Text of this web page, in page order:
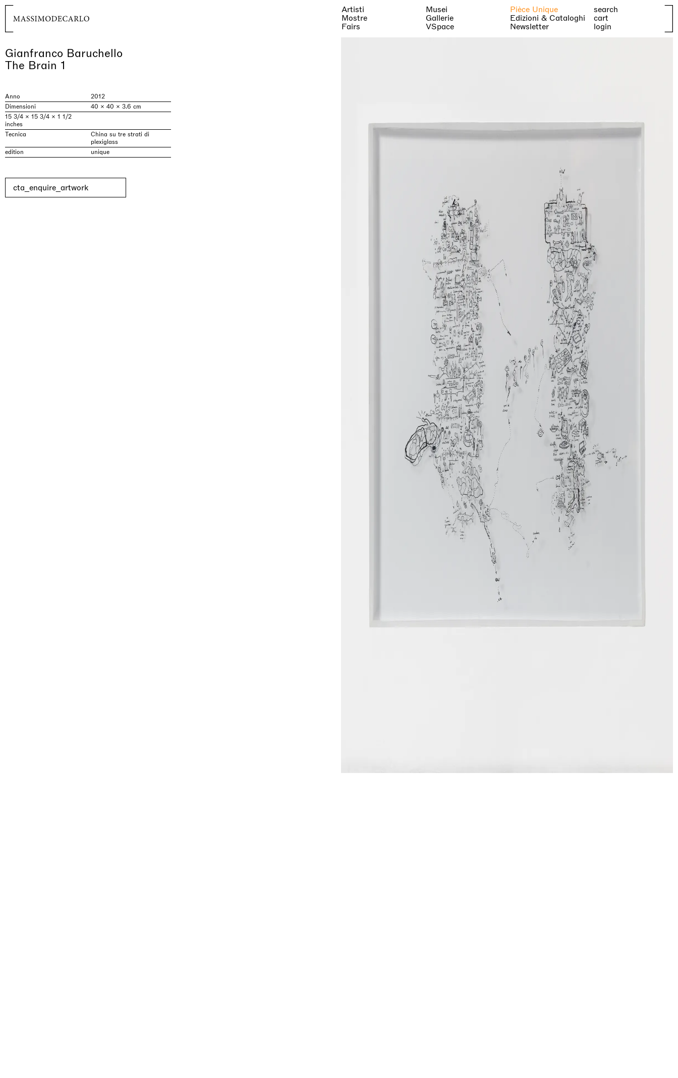
Artisti
Mostre
Fairs
Musei
Gallerie
VSpace
Pièce Unique
Edizioni & Cataloghi
Newsletter
search
cart
login
Gianfranco Baruchello
The Brain 1
Anno
2012
Dimensioni
40 × 40 × 3.6 cm
15 3/4 × 15 3/4 × 1 1/2
inches
Tecnica
China su tre strati di
plexiglass
edition
unique
cta_enquire_artwork